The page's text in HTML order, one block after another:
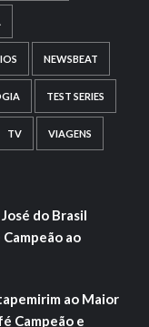
NEWSBEAT
TEST SERIES
TV VIAGENS
do Brasil
ao
ao Maior
Campeão e